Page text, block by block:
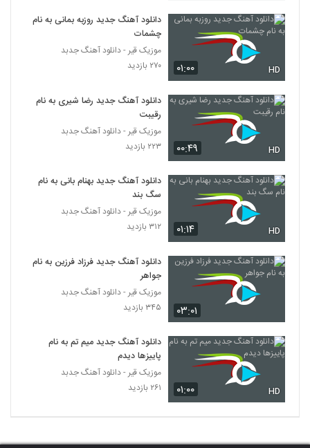
دانلود آهنگ قبل تو از امیرحسین میرعلایی
5292
آهنگ رفت از عباس روستایی(پاپ)
۳۰۳ بازدید
دانلود آهنگ احمد خنجری دلتنگی
۲۸۴ بازدید
Amin Tak Setareh)
۲۴۹ بازدید
5295
دانلود آهنگ نیا دور شدی از پیام رشیدی به
همراه متن ترانه
Mohammad mousavi Jodaei
۲۴۱ بازدید
بهزاد صادقی آهنگ عاشقی
دانلود آهنگ تو از مهدی آریا
۰۱:۰۰ HD
دانلود آهنگ جدید روزبه بمانی به نام
چشمات
موزیک قیر - دانلود آهنگ جدبد
۲۷۰ بازدید
۰۰:۴۹ HD
دانلود آهنگ جدید رضا شیری به نام
رقیبت
موزیک قیر - دانلود آهنگ جدبد
۲۲۳ بازدید
۰۱:۱۴ HD
دانلود آهنگ جدید بهنام بانی به نام
سگ بند
موزیک قیر - دانلود آهنگ جدبد
۳۱۲ بازدید
۰۳:۰۱
دانلود آهنگ جدید فرزاد فرزین به نام
جواهر
موزیک قیر - دانلود آهنگ جدبد
۳۴۵ بازدید
۰۱:۰۰ HD
دانلود آهنگ جدید میم تم به نام
پاییزها دیدم
موزیک قیر - دانلود آهنگ جدبد
۲۶۱ بازدید